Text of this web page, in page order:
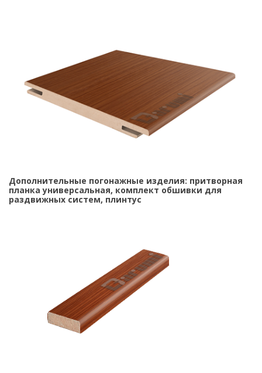
Дополнительные погонажные изделия: притворная
планка универсальная, комплект обшивки для
раздвижных систем, плинтус